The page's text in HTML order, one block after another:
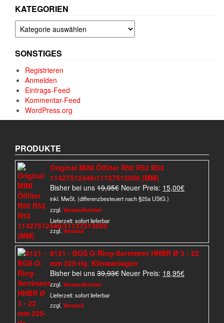
KATEGORIEN
Kategorien
SONSTIGES
Registrieren
Anmelden
Eintrags-Feed
Kommentar-Feed
WordPress.org
PRODUKTE
Original MINI Ölfilter R50 R52 R53
11427512446/11137513050 (MM)
Bisher bei uns 19,95€ Ursprünglicher
Preis
Neuer Preis: 15,00€Aktueller
inkl. MwSt. (differenzbesteuert nach §25a UStG.)
zzgl. Versandkosten
Lieferzeit:sofort lieferbar
zzgl.Versand
8121 - BGS O-Ring-Sortiment HNBR Ø 3 - 22
mm 225-tlg. Klimaanlagen
Bisher bei uns 39,93€ Ursprünglicher
Neuer Preis: 18,95€Aktueller
zzgl. Versandkosten
Lieferzeit:sofort lieferbar
zzgl. Versand